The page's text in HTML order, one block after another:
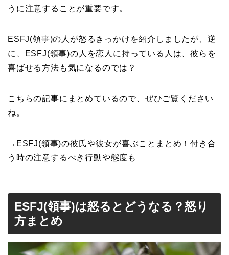
うに注意することが重要です。
ESFJ(領事)の人が怒るきっかけを紹介しましたが、逆
に、ESFJ(領事)の人を恋人に持っている人は、彼らを
喜ばせる方法も気になるのでは？
こちらの記事にまとめているので、ぜひご覧ください
ね。
→ESFJ(領事)の彼氏や彼女が喜ぶことまとめ！付き合
う時の注意するべき行動や態度も
ESFJ(領事)は怒るとどうなる？怒り
方まとめ